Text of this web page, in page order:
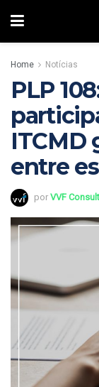
Home Notícias
PLP
ITCMD
entre
por VVF